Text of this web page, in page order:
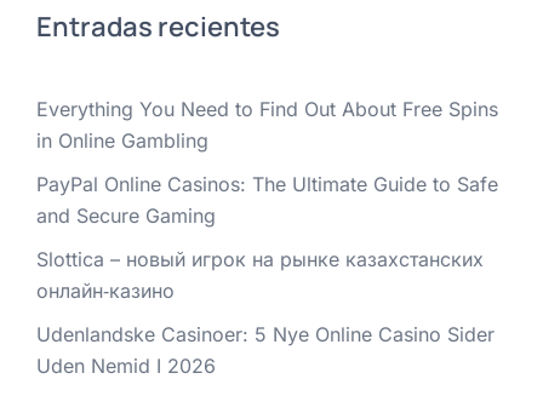
Entradas recientes
Everything You Need to Find Out About Free Spins
in Online Gambling
PayPal Online Casinos: The Ultimate Guide to Safe
and Secure Gaming
Slottica – новый игрок на рынке казахстанских
онлайн‑казино
Udenlandske Casinoer: 5 Nye Online Casino Sider
Uden Nemid I 2026